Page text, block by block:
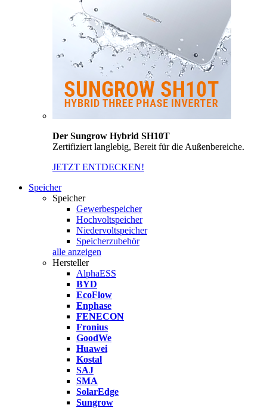
Der Sungrow Hybrid SH10T
Zertifiziert langlebig, Bereit für die Außenbereiche.
JETZT ENTDECKEN!
Speicher
Speicher
Gewerbespeicher
Hochvoltspeicher
Niedervoltspeicher
Speicherzubehör
alle anzeigen
Hersteller
AlphaESS
BYD
EcoFlow
Enphase
FENECON
Fronius
GoodWe
Huawei
Kostal
SAJ
SMA
SolarEdge
Sungrow